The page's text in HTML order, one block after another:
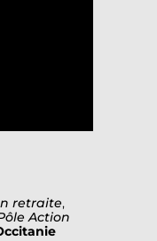
retraite,
Action